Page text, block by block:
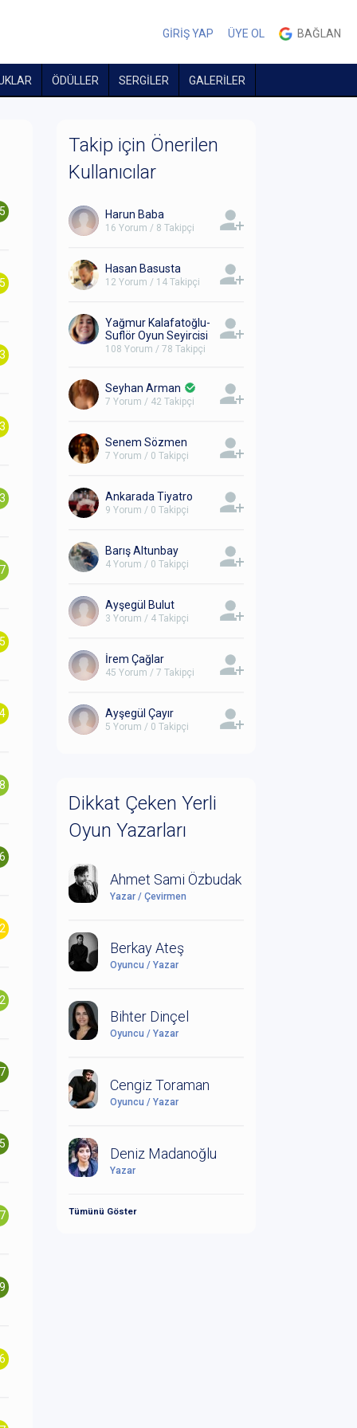
GİRİŞ YAP ÜYE OL BAĞLAN
ÖDÜLLER SERGİLER GALERİLER
Takip için Önerilen
Kullanıcılar
Harun Baba
16 Yorum / 8 Takipçi
Hasan Basusta
12 Yorum / 14 Takipçi
Yağmur Kalafatoğlu-
Suflör Oyun Seyircisi
108 Yorum / 78 Takipçi
Seyhan Arman
7 Yorum / 42 Takipçi
Senem Sözmen
7 Yorum / 0 Takipçi
Ankarada Tiyatro
9 Yorum / 0 Takipçi
Barış Altunbay
4 Yorum / 0 Takipçi
Ayşegül Bulut
3 Yorum / 4 Takipçi
İrem Çağlar
45 Yorum / 7 Takipçi
Ayşegül Çayır
5 Yorum / 0 Takipçi
Dikkat Çeken Yerli
Oyun Yazarları
Ahmet Sami Özbudak
Yazar / Çevirmen
Berkay Ateş
Oyuncu / Yazar
Bihter Dinçel
Oyuncu / Yazar
Cengiz Toraman
Oyuncu / Yazar
Deniz Madanoğlu
Yazar
Tümünü Göster